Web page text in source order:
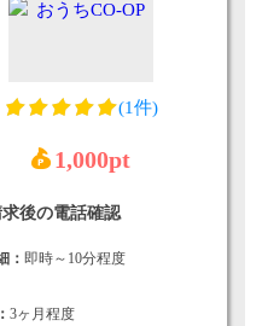
(1件)
1,000pt
後の電話確認
： 即時～10分程度
3ヶ月程度